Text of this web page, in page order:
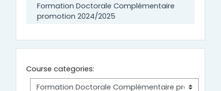
Formation Doctorale Complémentaire
promotion 2024/2025
Course categories: